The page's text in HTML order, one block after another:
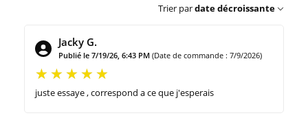
Trier pardate décroissante
Jacky G.
Publié le 7/19/26, 6:43 PM (Date de commande : 7/9/2026)
juste essaye , correspond a ce que j'esperais